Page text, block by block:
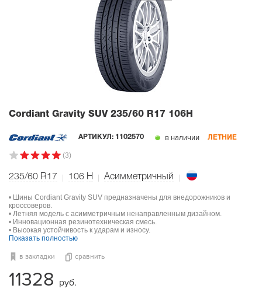
Cordiant Gravity SUV 235/60 R17 106H
АРТИКУЛ: 1102570 в наличии ЛЕТНИЕ
(3)
235/60 R17 106 H Асимметричный
• Шины Cordiant Gravity SUV предназначены для внедорожников и
кроссоверов.
• Летняя модель с асимметричным ненаправленным дизайном.
• Инновационная резинотехническая смесь.
• Высокая устойчивость к ударам и износу.
Показать полностью
в закладки сравнить
11328 руб.